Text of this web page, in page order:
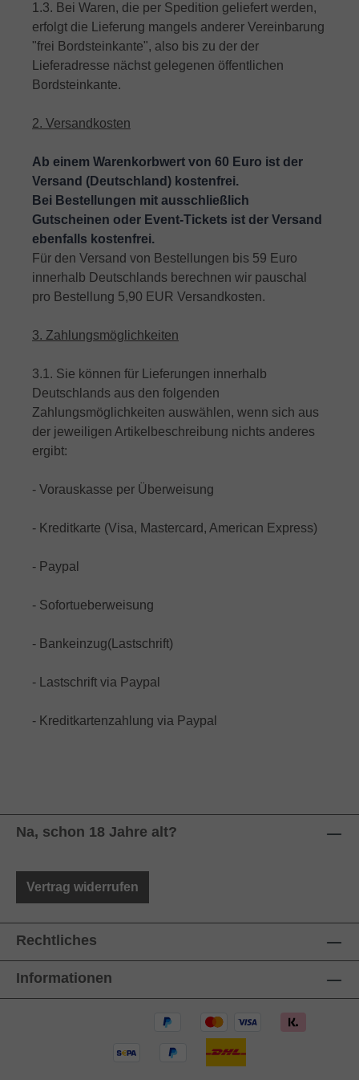
1.3. Bei Waren, die per Spedition geliefert werden,
erfolgt die Lieferung mangels anderer Vereinbarung
"frei Bordsteinkante", also bis zu der der
Lieferadresse nächst gelegenen öffentlichen
Bordsteinkante.
2. Versandkosten
Ab einem Warenkorbwert von 60 Euro ist der
Versand (Deutschland) kostenfrei.
Bei Bestellungen mit ausschließlich
Gutscheinen oder Event-Tickets ist der Versand
ebenfalls kostenfrei.
Für den Versand von Bestellungen bis 59 Euro
innerhalb Deutschlands berechnen wir pauschal
pro Bestellung 5,90 EUR Versandkosten.
3. Zahlungsmöglichkeiten
3.1. Sie können für Lieferungen innerhalb
Deutschlands aus den folgenden
Zahlungsmöglichkeiten auswählen, wenn sich aus
der jeweiligen Artikelbeschreibung nichts anderes
ergibt:
- Vorauskasse per Überweisung
- Kreditkarte (Visa, Mastercard, American Express)
- Paypal
- Sofortueberweisung
- Bankeinzug(Lastschrift)
- Lastschrift via Paypal
- Kreditkartenzahlung via Paypal
Na, schon 18 Jahre alt?
Vertrag widerrufen
Rechtliches
Informationen